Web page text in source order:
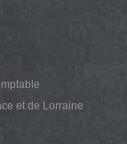
et de Lorraine